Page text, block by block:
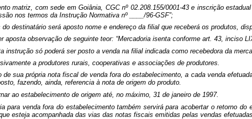
matriz, com sede em Goiânia, CGC nº 02.208.155/0001-43 e inscrição
nos termos da Instrução Normativa nº ____/96-GSF”;
destinatário será aposto nome e endereço da filial que receberá os produtos,
observação de seguinte teor: “Mercadoria isenta conforme art. 43, inciso
instrução só poderá ser posto a venda na filial indicada como recebedora da
a produtores rurais, cooperativas e associações de produtores.
sua própria nota fiscal de venda fora do estabelecimento, a cada venda
fazendo, ainda, referencia à nota de origem do produto.
ao estabelecimento de origem até, no máximo, 31 de janeiro de 1997.
para venda fora do estabelecimento também servirá para acobertar o retorno
esteja acompanhada das vias das notas fiscais emitidas pelas vendas